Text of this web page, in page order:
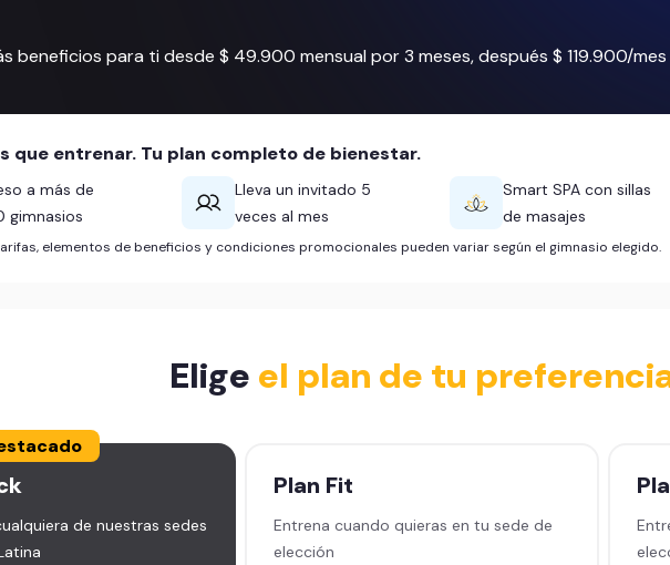
beneficios para ti desde $ 49.900 mensual por 3 meses, después $ 119.900/mes
que entrenar. Tu plan completo de bienestar.
a más de
gimnasios
Lleva un invitado 5
veces al mes
Smart SPA con sillas
de masajes
elementos de beneficios y condiciones promocionales pueden variar según el gimnasio elegido.
Elige el plan de tu
de nuestras sedes
Plan Fit
Entrena cuando quieras en tu sede de
elección